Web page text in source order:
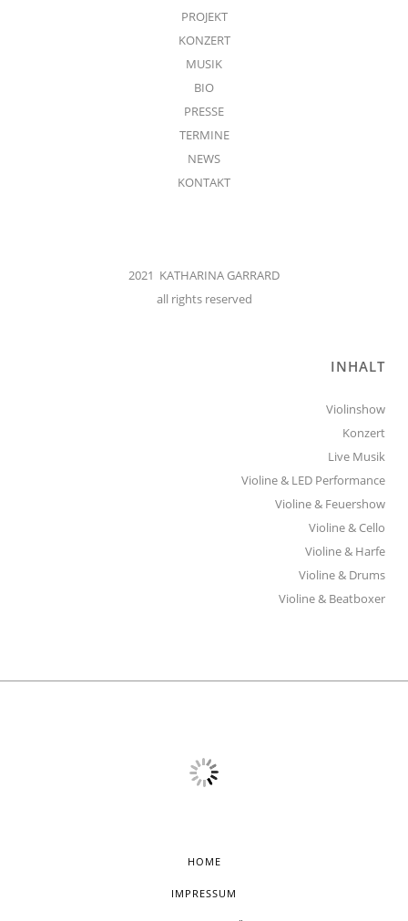
PROJEKT
KONZERT
MUSIK
BIO
PRESSE
TERMINE
NEWS
KONTAKT
2021 KATHARINA GARRARD
all rights reserved
INHALT
Violinshow
Konzert
Live Musik
Violine & LED Performance
Violine & Feuershow
Violine & Cello
Violine & Harfe
Violine & Drums
Violine & Beatboxer
HOME
IMPRESSUM